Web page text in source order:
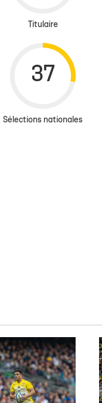
Titulaire
Sélections nationales